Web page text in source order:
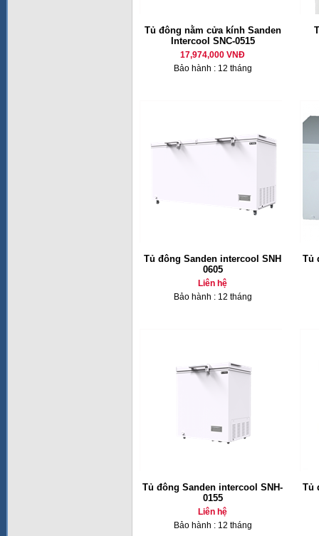
Tủ đông nằm cửa kính Sanden
Intercool SNC-0515
17,974,000 VNĐ
Bảo hành : 12 tháng
Tủ đông Sanden intercool SNH
0605
Liên hệ
Bảo hành : 12 tháng
Tủ
Tủ đông Sanden intercool SNH-
0155
Liên hệ
Bảo hành : 12 tháng
Tủ